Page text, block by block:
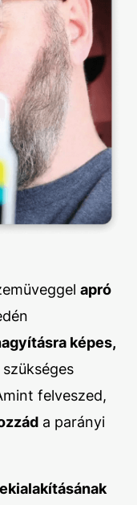
apró
képes,
felveszed,
a parányi